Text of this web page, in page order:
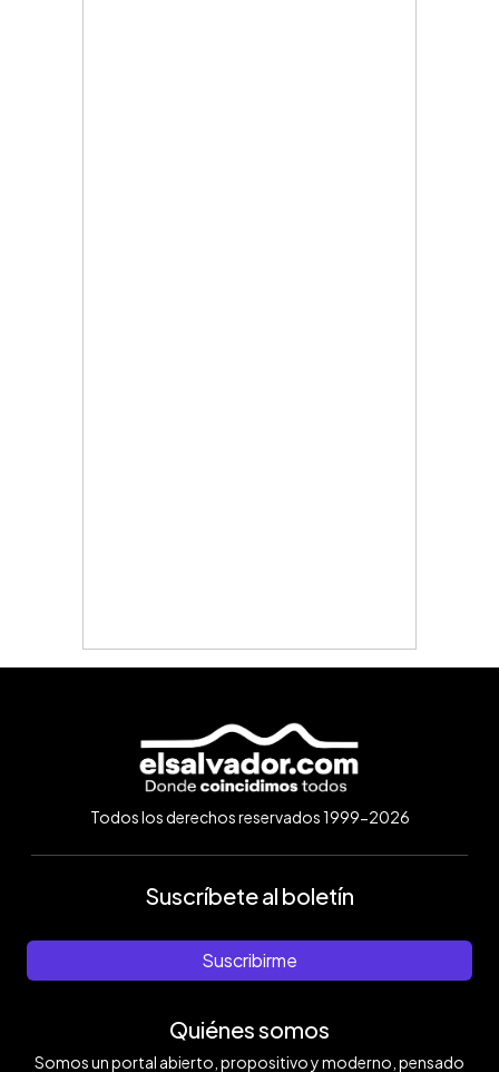
Todos los derechos reservados 1999-2026
Suscríbete al boletín
Suscribirme
Quiénes somos
Somos un portal abierto, propositivo y moderno, pensado